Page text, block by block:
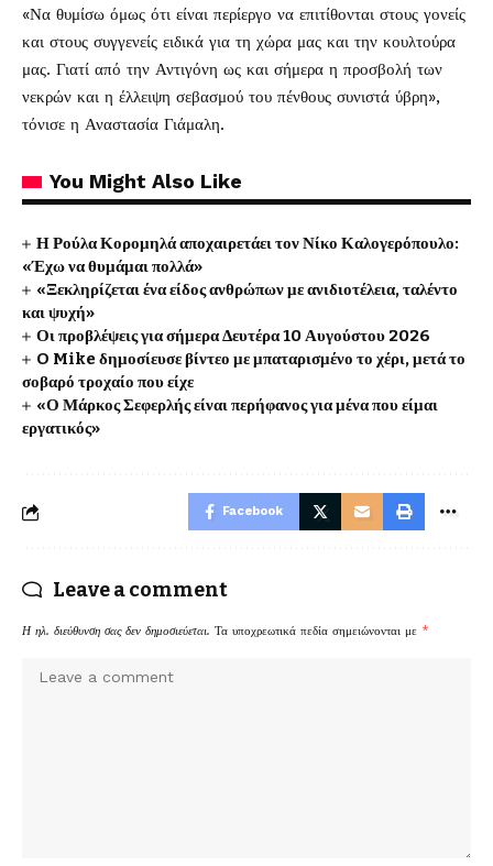
«Να θυμίσω όμως ότι είναι περίεργο να επιτίθονται στους γονείς
και στους συγγενείς ειδικά για τη χώρα μας και την κουλτούρα
μας. Γιατί από την Αντιγόνη ως και σήμερα η προσβολή των
νεκρών και η έλλειψη σεβασμού του πένθους συνιστά ύβρη»,
τόνισε η Αναστασία Γιάμαλη.
You Might Also Like
Η Ρούλα Κορομηλά αποχαιρετάει τον Νίκο Καλογερόπουλο:
«Έχω να θυμάμαι πολλά»
«Ξεκληρίζεται ένα είδος ανθρώπων με ανιδιοτέλεια, ταλέντο
και ψυχή»
Οι προβλέψεις για σήμερα Δευτέρα 10 Αυγούστου 2026
O Mike δημοσίευσε βίντεο με μπαταρισμένο το χέρι, μετά το
σοβαρό τροχαίο που είχε
«Ο Μάρκος Σεφερλής είναι περήφανος για μένα που είμαι
εργατικός»
Facebook
Leave a comment
Η ηλ. διεύθυνση σας δεν δημοσιεύεται. Τα υποχρεωτικά πεδία σημειώνονται με *